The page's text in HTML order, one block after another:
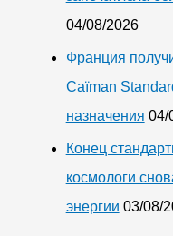
04/08/2026
Франция
Caïman
назначения 04/
Конец
космологи
энергии 03/08/